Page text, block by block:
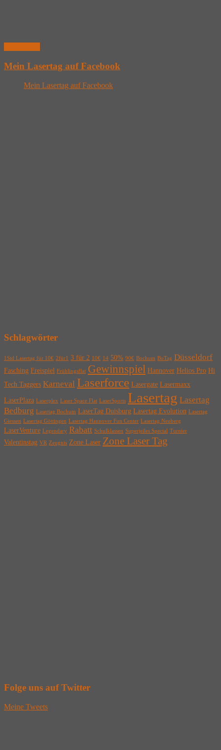
Mein Lasertag auf Facebook
Mein Lasertag auf Facebook
Schlagwörter
1Std Lasertag für 10€ 2für1 3 für 2 10€ 14 50% 90€ Bochum BoTag Düsseldorf
Fasching Freispiel Frühlingsflat Gewinnspiel Hannover Helios Pro Hi
Tech Taggers Karneval Laserforce Lasergate Lasermaxx
LaserPlaza Laserplex Laser Space Flat LaserSports Lasertag Lasertag
Bedburg Lasertag Bochum LaserTag Duisburg Lasertag Evolution Lasertag
Giessen Lasertag Göttingen Lasertag Hannover Fun Center Lasertag Neuberg
LaserVenture Legendary Rabatt Schulklassen Superjeiles Special Turnier
Valentinstag VR Zeugnis Zone Laser Zone Laser Tag
Folge uns auf Twitter
Meine Tweets